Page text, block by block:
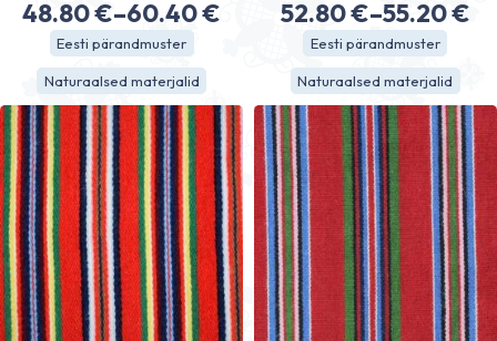
48.80€–60.40€
Price
range:
48.80 €
through
60.40 €
Eesti pärandmuster
Naturaalsed materjalid
52.80€–55.20€
Price
range:
52.80 €
through
55.20 €
Eesti pärandmuster
Naturaalsed materjalid